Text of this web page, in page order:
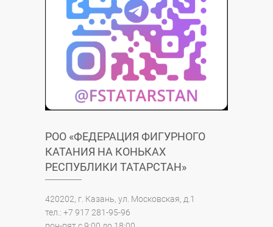
РОО «ФЕДЕРАЦИЯ ФИГУРНОГО
КАТАНИЯ НА КОНЬКАХ
РЕСПУБЛИКИ ТАТАРСТАН»
420202, г. Казань, ул. Московская, д.1
тел.: +7 917 281-95-96